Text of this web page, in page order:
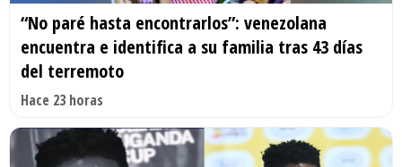
“No paré hasta encontrarlos”: venezolana
encuentra e identifica a su familia tras 43 días
del terremoto
Hace 23 horas